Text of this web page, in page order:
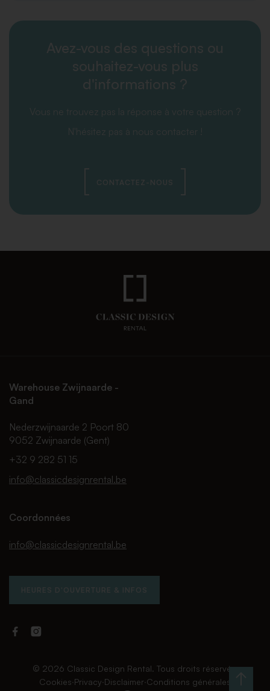
Avez-vous des questions ou
souhaitez-vous plus
d'informations ?
Vous ne trouvez pas la réponse à votre question ?
N'hésitez pas à nous contacter !
CONTACTEZ-NOUS
Warehouse Zwijnaarde -
Gand
Nederzwijnaarde 2 Poort 80
9052 Zwijnaarde (Gent)
+32 9 282 51 15
info@classicdesignrental.be
Coordonnées
info@classicdesignrental.be
HEURES D'OUVERTURE & INFOS
Facebook
Rental
Instagram
Rental
© 2026 Classic Design Rental. Tous droits réservés.
Cookies∙Privacy∙Disclaimer∙Conditions générales